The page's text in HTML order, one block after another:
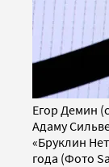
Егор Демин
Адаму
«Бруклин
года (Фото